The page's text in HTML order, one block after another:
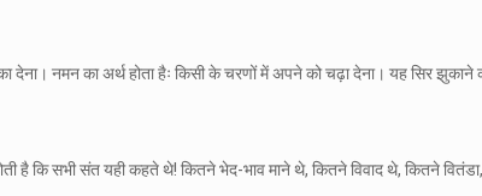
देना। नमन का अर्थ होता हैः किसी के चरणों में अपने को चढ़ा देना। यह सिर झुकाने
है कि सभी संत यही कहते थे! कितने भेद-भाव माने थे, कितने विवाद थे, कितने